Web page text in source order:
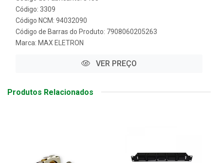
Código: 3309
Código NCM: 94032090
Código de Barras do Produto: 7908060205263
Marca: MAX ELETRON
VER PREÇO
Produtos Relacionados